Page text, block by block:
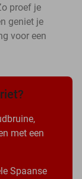
proef je
geniet je
voor een
met een
Spaanse